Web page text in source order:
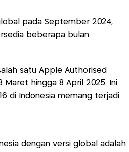
pada September 2024,
beberapa bulan
satu Apple Authorised
Maret hingga 8 April 2025. Ini
di Indonesia memang terjadi
dengan versi global adalah